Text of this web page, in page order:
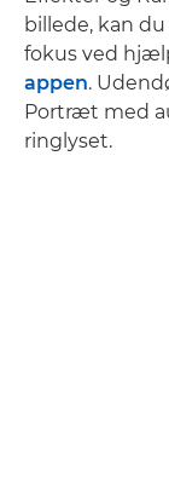
billede, kan
fokus ved
appen.
Portræt med
ringlyset.